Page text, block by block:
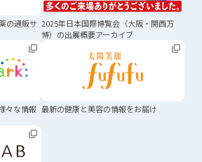
の通販サ 2025年日本国際博覧会 （大阪・関西万
博）の出展概要アーカイブ
々な情報 最新の健康と美容の情報をお届け